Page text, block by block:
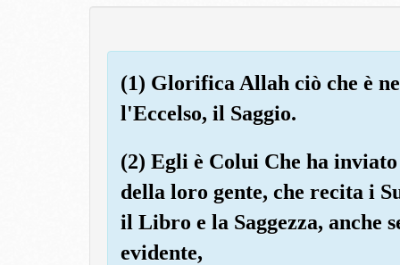
(1) Glorifica Allah ciò che è
l'Eccelso, il Saggio.
(2) Egli è Colui Che ha
della loro gente, che recita i
il Libro e la Saggezza, anche
evidente,